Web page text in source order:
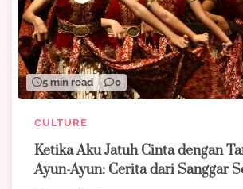
5 min read 0
CULTURE
Ketika Aku Jatuh Cinta dengan
Ayun-Ayun: Cerita dari Sanggar